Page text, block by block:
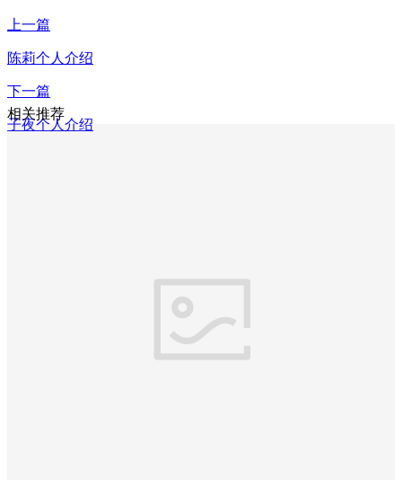
上一篇
陈莉个人介绍
下一篇
子夜个人介绍
相关推荐